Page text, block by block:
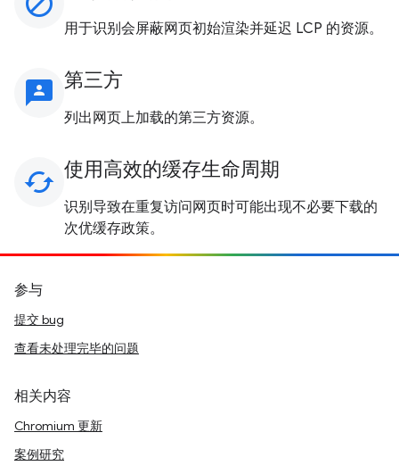
用于识别会屏蔽网页初始渲染并延迟 LCP 的资源。
3p 第三方
列出网页上加载的第三方资源。
cached 使用高效的缓存生命周期
识别导致在重复访问网页时可能出现不必要下载的
次优缓存政策。
参与
提交 bug
查看未处理完毕的问题
相关内容
Chromium 更新
案例研究